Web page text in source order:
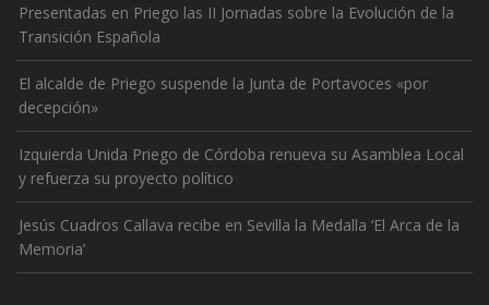
Presentadas en Priego las II Jornadas sobre la Evolución de la
Transición Española
El alcalde de Priego suspende la Junta de Portavoces «por
decepción»
Izquierda Unida Priego de Córdoba renueva su Asamblea Local
y refuerza su proyecto político
Jesús Cuadros Callava recibe en Sevilla la Medalla ‘El Arca de la
Memoria’